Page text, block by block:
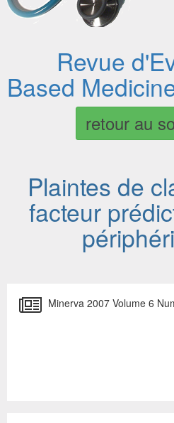
Revue
Based
retour au
Plaintes de
facteur
Minerva 2007 Volume 6